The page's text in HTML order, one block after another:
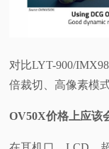
对比LYT-900/
倍裁切、高像素模
OV50X价格上应该